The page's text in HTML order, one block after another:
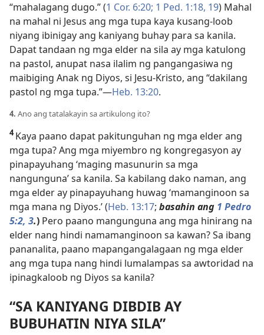
“mahalagang dugo.” (1 Cor. 6:20; 1 Ped. 1:18, 19) Mahal
na mahal ni Jesus ang mga tupa kaya kusang-loob
niyang ibinigay ang kaniyang buhay para sa kanila.
Dapat tandaan ng mga elder na sila ay mga katulong
na pastol, anupat nasa ilalim ng pangangasiwa ng
maibiging Anak ng Diyos, si Jesu-Kristo, ang “dakilang
pastol ng mga tupa.”—Heb. 13:20.
4. Ano ang tatalakayin sa artikulong ito?
4Kaya paano dapat pakitunguhan ng mga elder ang
mga tupa? Ang mga miyembro ng kongregasyon ay
pinapayuhang ‘maging masunurin sa mga
nangunguna’ sa kanila. Sa kabilang dako naman, ang
mga elder ay pinapayuhang huwag ‘mamanginoon sa
mga mana ng Diyos.’ (Heb. 13:17; basahin ang 1 Pedro
5:2, 3.) Pero paano mangunguna ang mga hinirang na
elder nang hindi namamanginoon sa kawan? Sa ibang
pananalita, paano mapangangalagaan ng mga elder
ang mga tupa nang hindi lumalampas sa awtoridad na
ipinagkaloob ng Diyos sa kanila?
“SA KANIYANG DIBDIB AY
BUBUHATIN NIYA SILA”